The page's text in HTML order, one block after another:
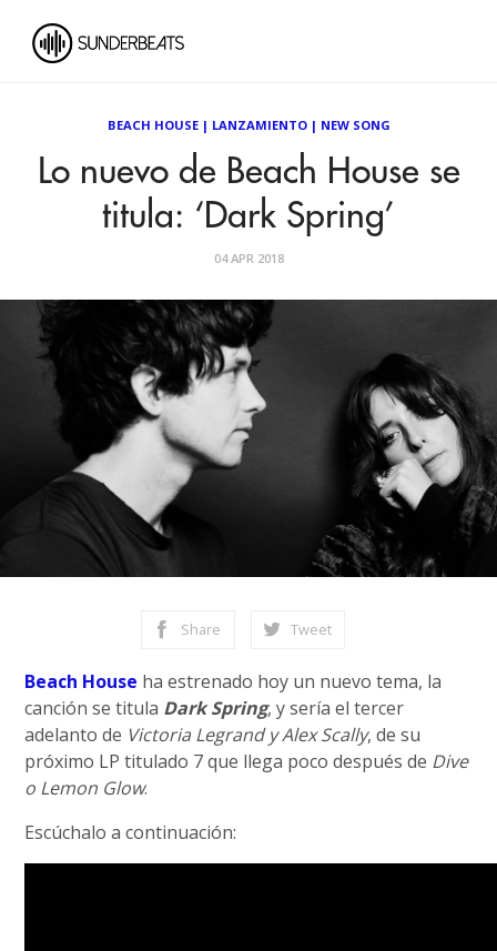
BEACH HOUSE| LANZAMIENTO| NEW SONG
Lo nuevo de Beach House se
titula: ‘Dark Spring’
04 APR 2018
Share Tweet
Beach House ha estrenado hoy un nuevo tema, la
canción se titula Dark Spring, y sería el tercer
adelanto de Victoria Legrand y Alex Scally, de su
próximo LP titulado 7 que llega poco después de Dive
o Lemon Glow.
Escúchalo a continuación: